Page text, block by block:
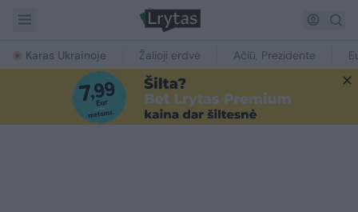
Karas Ukrainoje Žalioji erdvė Ačiū, Prezidente